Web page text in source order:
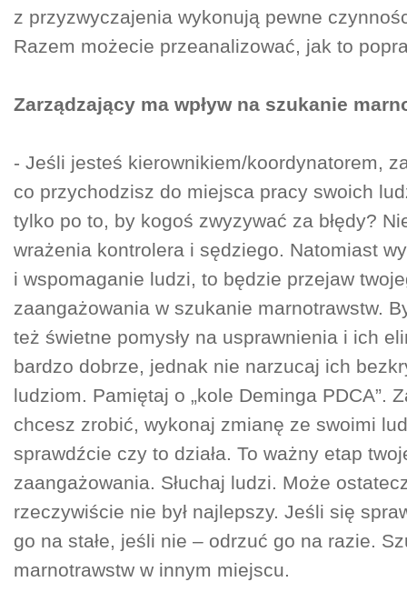
z przyzwyczajenia wykonują pewne
Razem możecie przeanalizować, jak to
Zarządzający ma wpływ na szukanie
- Jeśli jesteś kierownikiem/koordynatorem,
co przychodzisz do miejsca pracy swoich
tylko po to, by kogoś zwyzywać za błędy?
wrażenia kontrolera i sędziego. Natomiast
i wspomaganie ludzi, to będzie przejaw
zaangażowania w szukanie marnotrawstw.
też świetne pomysły na usprawnienia i ich
bardzo dobrze, jednak nie narzucaj ich
ludziom. Pamiętaj o „kole Deminga PDCA”.
chcesz zrobić, wykonaj zmianę ze swoimi
sprawdźcie czy to działa. To ważny etap
zaangażowania. Słuchaj ludzi. Może
rzeczywiście nie był najlepszy. Jeśli się
go na stałe, jeśli nie – odrzuć go na razie.
marnotrawstw w innym miejscu.